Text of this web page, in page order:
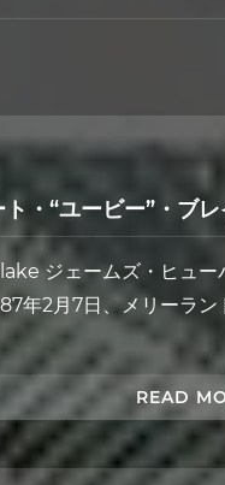
・“ユービー”・ブレ
ジェームズ・ヒュー
年2月7日、メリーラ
READ